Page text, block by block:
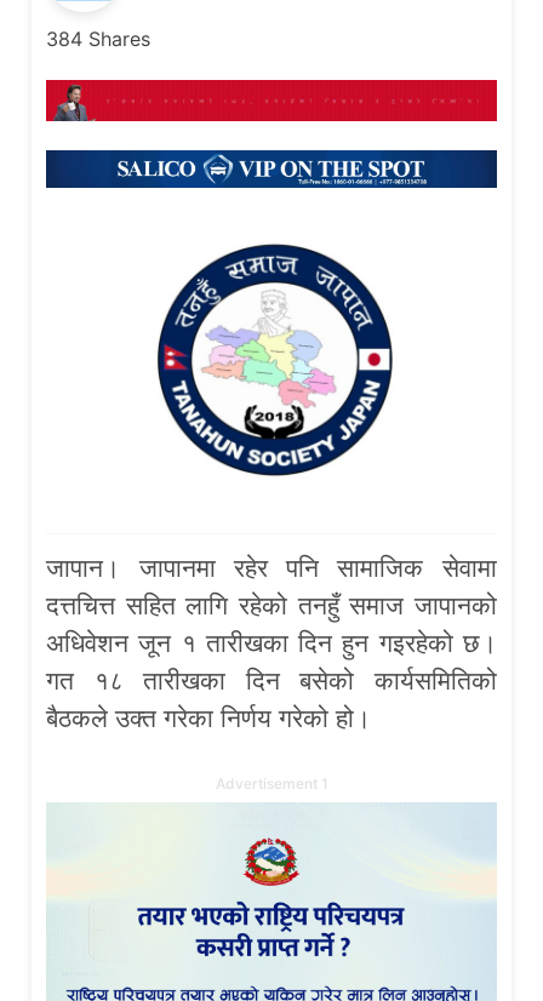
384 Shares
जापान। जापानमा रहेर पनि सामाजिक सेवामा
दत्तचित्त सहित लागि रहेको तनहुँ समाज जापानको
अधिवेशन जून १ तारीखका दिन हुन गइरहेको छ।
गत १८ तारीखका दिन बसेको कार्यसमितिको
बैठकले उक्त गरेका निर्णय गरेको हो।
Advertisement 1